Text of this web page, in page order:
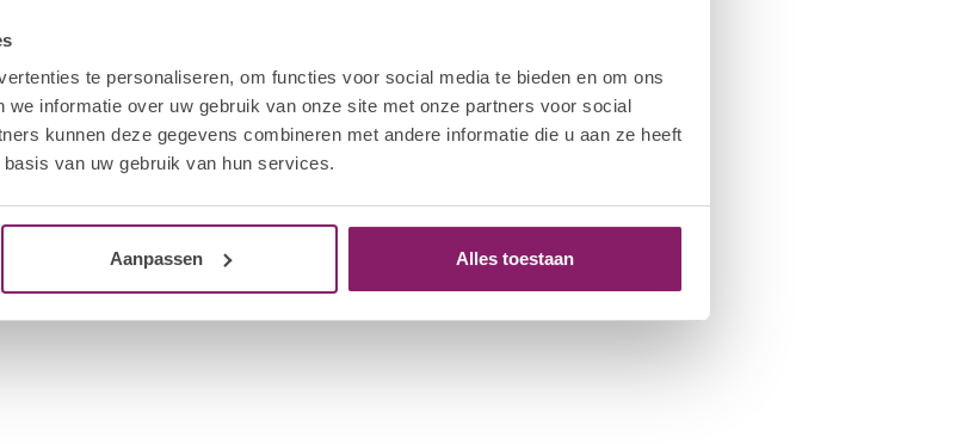
te personaliseren, om functies voor social media te bieden en om ons
informatie over uw gebruik van onze site met onze partners voor social
kunnen deze gegevens combineren met andere informatie die u aan ze heeft
van uw gebruik van hun services.
Aanpassen Alles toestaan